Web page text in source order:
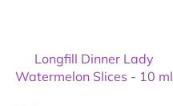
Longfill Dinner Lady
Watermelon Slices - 10 ml